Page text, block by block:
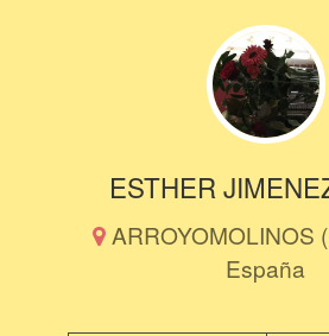
ESTHER
ARROYOMOLINOS
España